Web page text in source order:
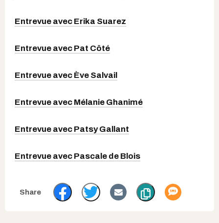
Entrevue avec Erika Suarez
Entrevue avec Pat Côté
Entrevue avec Ève Salvail
Entrevue avec Mélanie Ghanimé
Entrevue avec Patsy Gallant
Entrevue avec Pascale de Blois